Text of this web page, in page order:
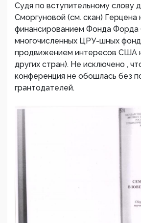
Судя по вступительному слову
Сморгуновой (см. скан) Герцена
финансированием Фонда Форда
многочисленных ЦРУ-шных
продвижением интересов США
других стран). Не исключено ,
конференция не обошлась без
грантодателей.